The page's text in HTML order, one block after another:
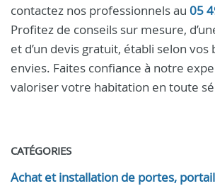
contactez nos professionnels au 05
Profitez de conseils sur mesure,
et d’un devis gratuit, établi selon vos
envies. Faites confiance à notre
valoriser votre habitation en toute
CATÉGORIES
Achat et installation de portes,